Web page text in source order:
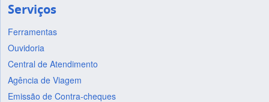
Serviços
Ferramentas
Ouvidoria
Central de Atendimento
Agência de Viagem
Emissão de Contra-cheques